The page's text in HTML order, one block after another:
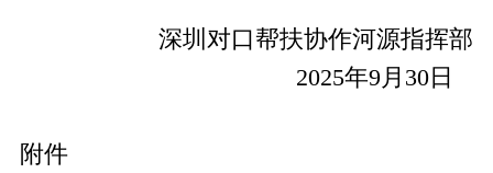
深圳对口帮扶协作河源指挥部
2025年9月30日
附件